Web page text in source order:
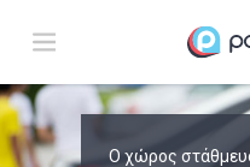
Ο χώρος